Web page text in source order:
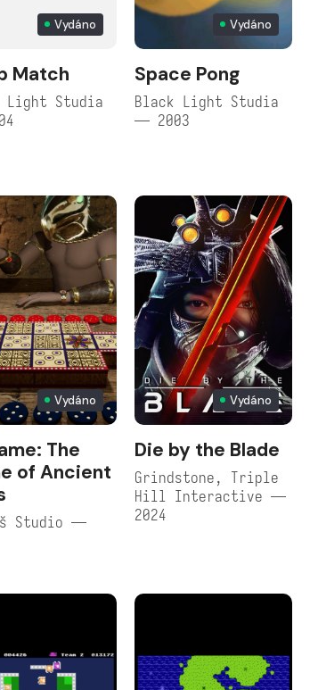
Vydáno
Match
Light Studia
Vydáno
Space Pong
Black Light Studia
— 2003
Vydáno
The
of Ancient
Studio —
Vydáno
Die by the Blade
Grindstone, Triple
Hill Interactive —
2024